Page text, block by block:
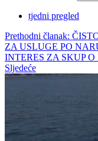
tjedni pregled
Prethodni članak:
ZA USLUGE PO
INTERES ZA SKUP
Sljedeće